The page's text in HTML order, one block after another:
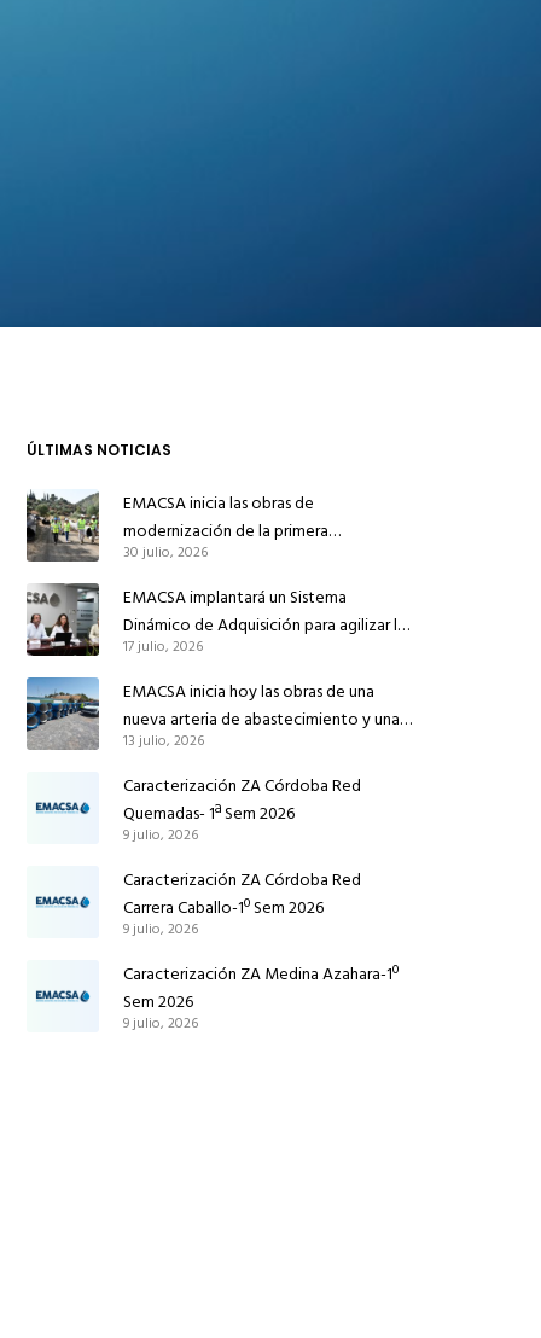
ÚLTIMAS NOTICIAS
EMACSA inicia las obras de
modernización de la primera
conducción de abastecimiento para
reforzar el suministro de agua de
Córdoba
30 julio, 2026
EMACSA implantará un Sistema
Dinámico de Adquisición para agilizar la
contratación de obras en sus redes e
instalaciones
17 julio, 2026
EMACSA inicia hoy las obras de una
nueva arteria de abastecimiento y una
red de agua no potable en Ingeniero
Ruiz de Azúa
13 julio, 2026
Caracterización ZA Córdoba Red
Quemadas- 1ª Sem 2026
9 julio, 2026
Caracterización ZA Córdoba Red
Carrera Caballo-1º Sem 2026
9 julio, 2026
Caracterización ZA Medina Azahara-1º
Sem 2026
9 julio, 2026